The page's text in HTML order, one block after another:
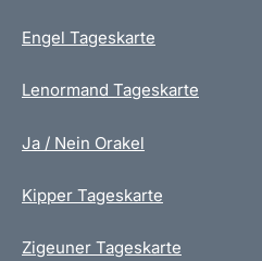
Engel Tageskarte
Lenormand Tageskarte
Ja / Nein Orakel
Kipper Tageskarte
Zigeuner Tageskarte